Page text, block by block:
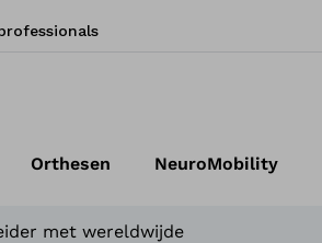
Orthesen NeuroMobility
met wereldwijde